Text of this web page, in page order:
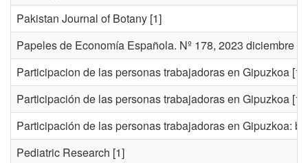
Pakistan Journal of Botany [1]
Papeles de Economía Española. Nº 178, 2023 diciembre
Participacion de las personas trabajadoras en Gipuzkoa [1]
Participación de las personas trabajadoras en Gipuzkoa [1]
Participación de las personas trabajadoras en Gipuzkoa:
Pediatric Research [1]